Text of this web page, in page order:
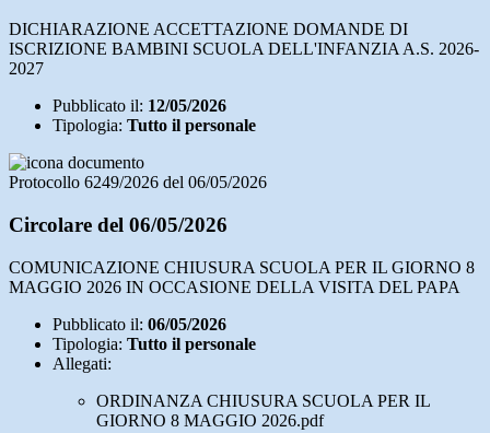
DICHIARAZIONE ACCETTAZIONE DOMANDE DI
ISCRIZIONE BAMBINI SCUOLA DELL'INFANZIA A.S. 2026-
2027
Pubblicato il: 12/05/2026
Tipologia: Tutto il personale
Protocollo 6249/2026 del 06/05/2026
Circolare del 06/05/2026
COMUNICAZIONE CHIUSURA SCUOLA PER IL GIORNO 8
MAGGIO 2026 IN OCCASIONE DELLA VISITA DEL PAPA
Pubblicato il: 06/05/2026
Tipologia: Tutto il personale
Allegati:
ORDINANZA CHIUSURA SCUOLA PER IL
GIORNO 8 MAGGIO 2026.pdf